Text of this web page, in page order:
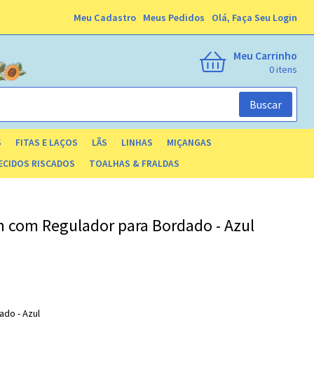
Meu Cadastro Meus Pedidos Olá, Faça Seu Login
Buscar
Meu Carrinho
0
FITAS E LAÇOS LÃS LINHAS
MIÇANGAS
RISCADOS
TOALHAS & FRALDAS
com Regulador para Bordado - Azul
- Azul